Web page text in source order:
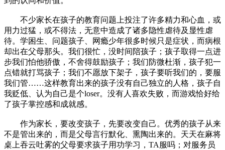
不少家长在孩子的教育问题上投注了许多精力和心血，或
用力过猛，或不得法，无意中造成了诸多隐性虐待及显性虐
待。学困生、问题孩子、网瘾少年很多时候只是症状，而病根
却出在父母那头。我们很忙，没时间陪孩子；孩子取得一点进
步我们怕他骄傲，不舍得鼓励孩子；我们防微杜渐，孩子犯一
点错就打骂孩子；我们不愿放下架子，孩子要听我们的，要服
我们管……这样教育出来的孩子没有自己独立的人格，孩子自
我贬低、认为自己是个loser。没有人喜欢失败，而游戏恰好给
了孩子掌控感和成就感。
作为家长，要改变孩子，先要改变自己。优秀的孩子从来
不是管出来的，而是父母言行默化、熏陶出来的。天天在麻将
桌上吞云吐雾的父母要求孩子用功学习，TA服吗；对服务员